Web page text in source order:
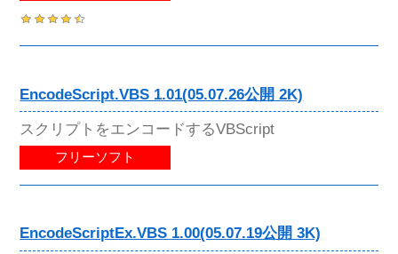
EncodeScript.VBS 1.01(05.07.26公開 2K)
スクリプトをエンコードするVBScript
フリーソフト
EncodeScriptEx.VBS 1.00(05.07.19公開 3K)